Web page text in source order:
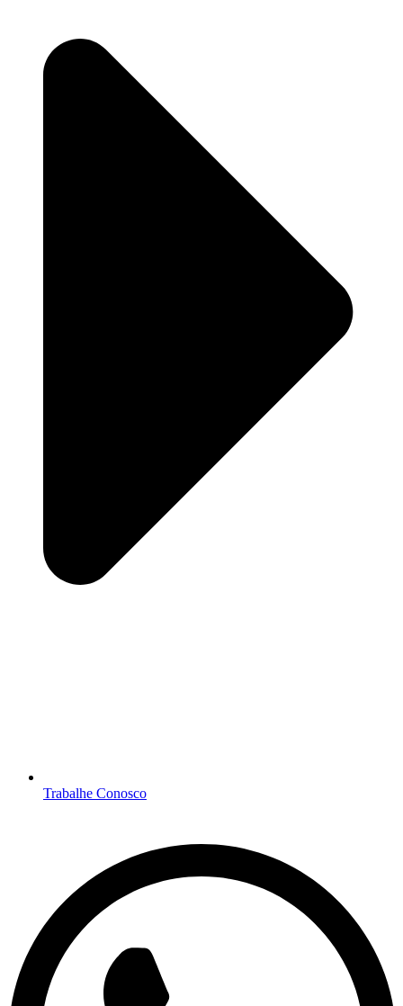
Trabalhe Conosco